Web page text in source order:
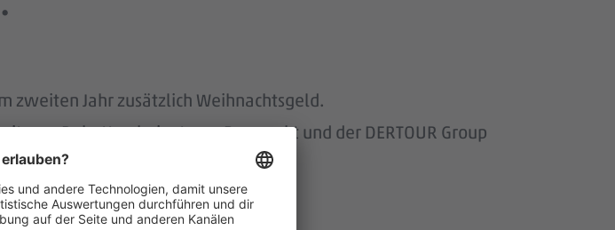
zweiten Jahr zusätzlich Weihnachtsgeld.
Rabatten beim toom Baumarkt und der DERTOUR Group
mehr Rente im Alter.